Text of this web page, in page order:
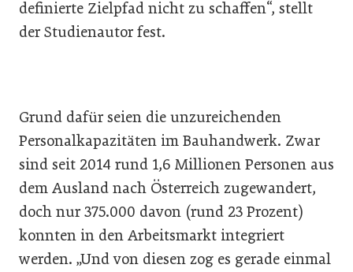
definierte Zielpfad nicht zu schaffen“, stellt
der Studienautor fest.
Grund dafür seien die unzureichenden
Personalkapazitäten im Bauhandwerk. Zwar
sind seit 2014 rund 1,6 Millionen Personen aus
dem Ausland nach Österreich zugewandert,
doch nur 375.000 davon (rund 23 Prozent)
konnten in den Arbeitsmarkt integriert
werden. „Und von diesen zog es gerade einmal